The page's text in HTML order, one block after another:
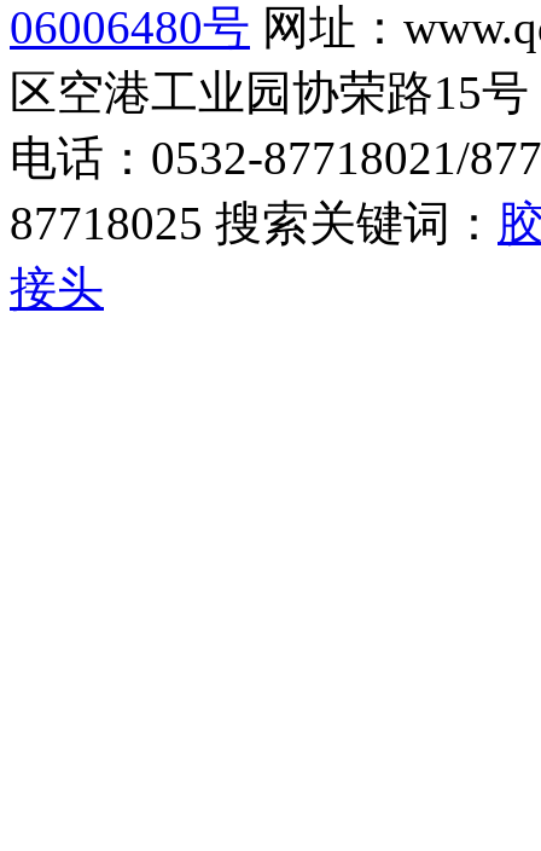
06006480号 网址：
区空港工业园协荣路15号
电话：0532-87718021/
87718025 搜索关键词：
接头